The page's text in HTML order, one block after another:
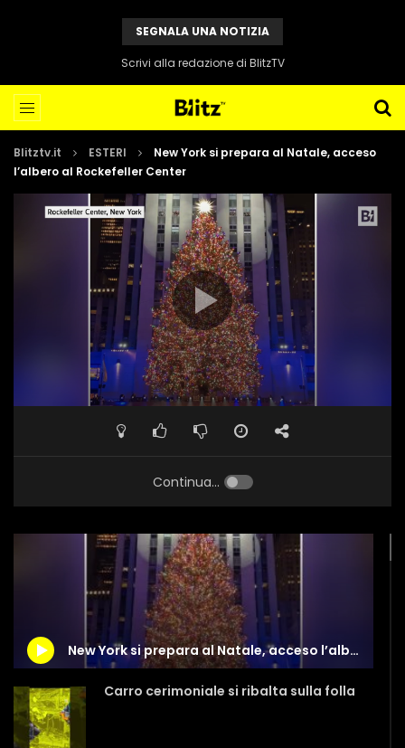
SEGNALA UNA NOTIZIA
Scrivi alla redazione di BlitzTV
Blitztv.it ESTERI
New York si prepara al Natale, acceso
l’albero al Rockefeller Center
Continua...
New York si prepara al Natale, acceso l’albero al Rockefeller Center
Carro cerimoniale si ribalta sulla folla